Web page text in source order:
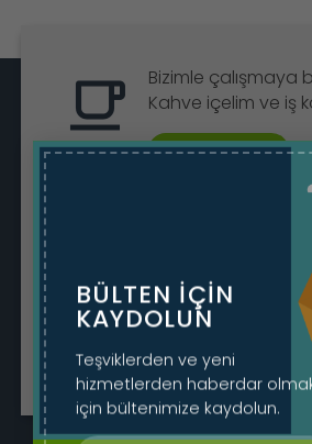
BÜLTEN IÇIN
KAYDOLUN
Teşviklerden ve yeni
hizmetlerden haberdar
için bültenimize kaydolun.
Bizimle çalışmaya
Kahve içelim ve iş
Randevu Al
Önce sohbet
Bizimle WhatsApp
sohbet edin.
Sohbete Başla